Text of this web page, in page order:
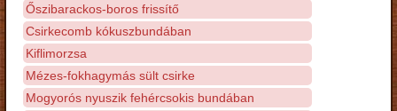
Őszibarackos-boros frissítő
Csirkecomb kókuszbundában
Kiflimorzsa
Mézes-fokhagymás sült csirke
Mogyorós nyuszik fehércsokis bundában